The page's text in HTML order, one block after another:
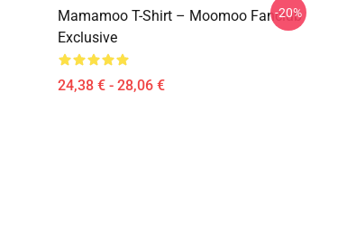
Mamamoo T-Shirt – Moomoo Fanclub
Exclusive
24,38 € - 28,06 €
-20%